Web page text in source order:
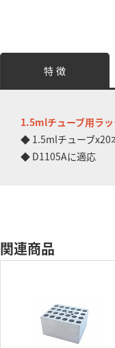
特 徴
1.5mlチューブ用ラ
◆ 1.5mlチューブx20
◆ D1105Aに適応
関連商品